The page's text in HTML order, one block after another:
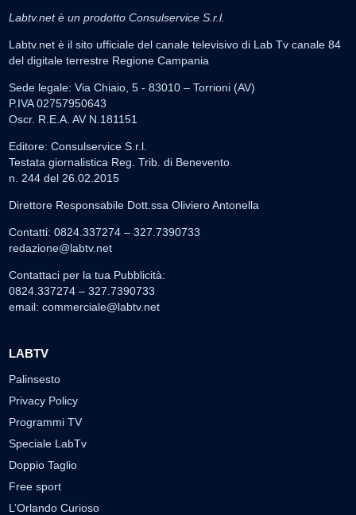
Labtv.net è un prodotto Consulservice S.r.l.
Labtv.net è il sito ufficiale del canale televisivo di Lab Tv canale 84
del digitale terrestre Regione Campania
Sede legale: Via Chiaio, 5 - 83010 – Torrioni (AV)
P.IVA 02757950643
Oscr. R.E.A. AV N.181151
Editore: Consulservice S.r.l.
Testata giornalistica Reg. Trib. di Benevento
n. 244 del 26.02.2015
Direttore Responsabile Dott.ssa Oliviero Antonella
Contatti: 0824.337274 – 327.7390733
redazione@labtv.net
Contattaci per la tua Pubblicità:
0824.337274 – 327.7390733
email: commerciale@labtv.net
LABTV
Palinsesto
Privacy Policy
Programmi TV
Speciale LabTv
Doppio Taglio
Free sport
L’Orlando Curioso